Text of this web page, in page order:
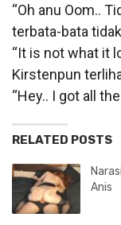
“Oh anu Oom..
terbata-bata
“It is not what it
Kirstenpun
“Hey.. I got all
RELATED POSTS
Anis